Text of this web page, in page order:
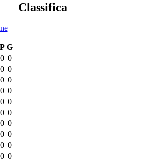
Classifica
P G
0 0
0 0
0 0
0 0
0 0
0 0
0 0
0 0
0 0
0 0